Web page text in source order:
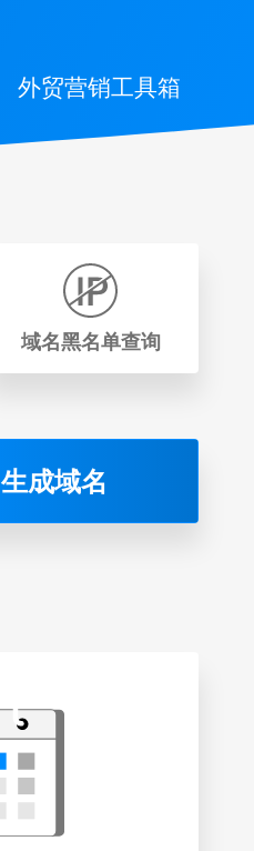
外贸营销工具箱
域名黑名单查询
生成域名